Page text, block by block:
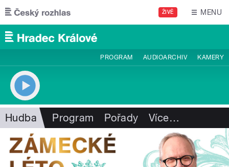
Přejít k hlavnímu obsahu
ŽIVĚ MENU
PROGRAM AUDIOARCHIV KAMERY
Hudba Program Pořady Více…